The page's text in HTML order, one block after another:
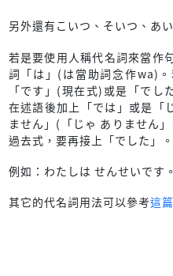
另外還有こいつ、そいつ、あい
若是要使用人稱代名詞來當作
詞「は」(は當助詞念作wa)
「です」(現在式)或是「で
在述語後加上「では」或是「
ません」(「じゃ ありません
過去式，要再接上「でした」。
例如：わたしは せんせいです
其它的代名詞用法可以參考這